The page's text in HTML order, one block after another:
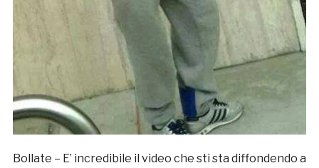
Bollate – E’ incredibile il video che sti sta diffondendo a